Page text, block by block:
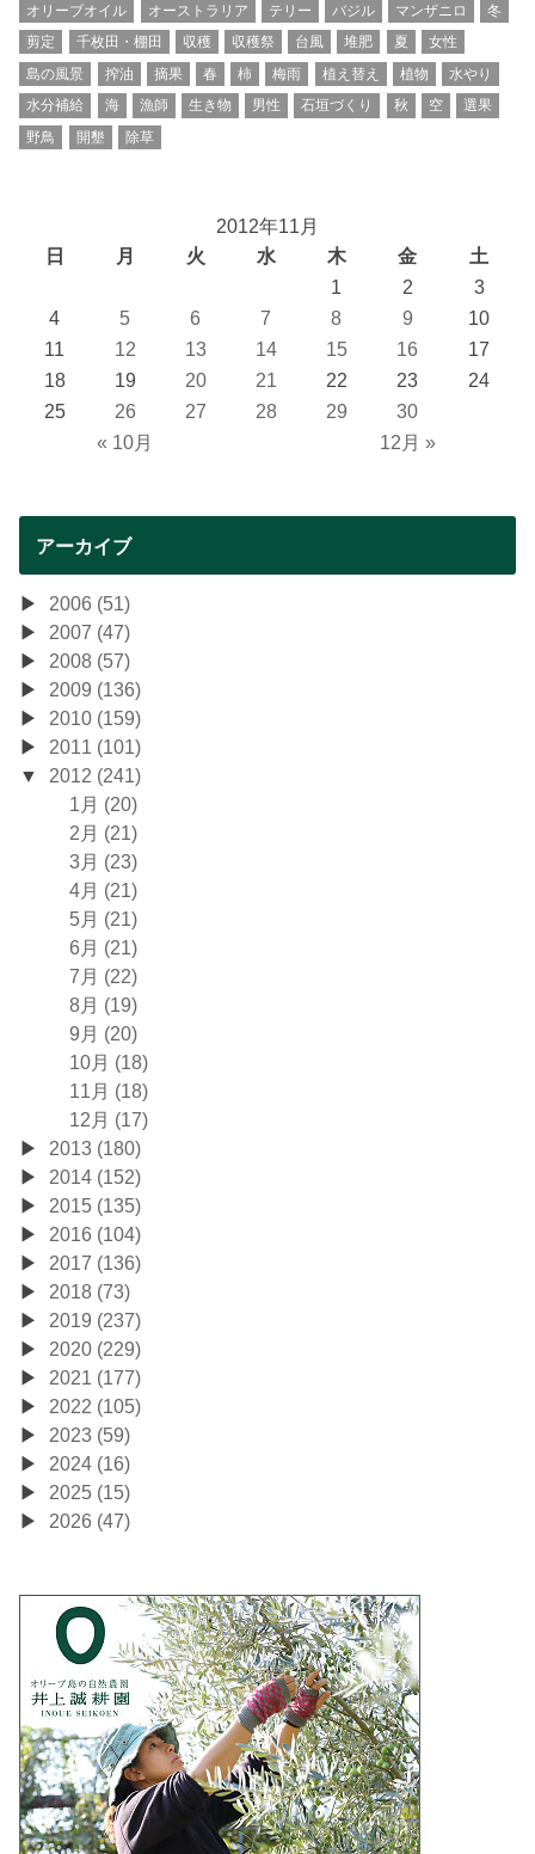
オリーブオイル
オーストラリア テリー バジル マンザニロ
冬
剪定
千枚田・棚田 収穫 収穫祭 台風 堆肥 夏
女性
島の風景
搾油 摘果 春 柿 梅雨 植え替え 植物
水やり
水分補給
海 漁師 生き物 男性 石垣づくり 秋 空
選果
野鳥
開墾 除草
2012年11月
日
月 火 水 木 金 土
« 10月 12月 »
1 2
3
4
5 6 7 8 9
10
11
12 13 14 15 16
17
18
19 20 21 22 23
24
25
26 27 28 29 30
アーカイブ
2006 (51)
2007 (47)
2008 (57)
2009 (136)
2010 (159)
2011 (101)
2012 (241)
1月 (20)
2月 (21)
3月 (23)
4月 (21)
5月 (21)
6月 (21)
7月 (22)
8月 (19)
9月 (20)
10月 (18)
11月 (18)
12月 (17)
2013 (180)
2014 (152)
2015 (135)
2016 (104)
2017 (136)
2018 (73)
2019 (237)
2020 (229)
2021 (177)
2022 (105)
2023 (59)
2024 (16)
2025 (15)
2026 (47)